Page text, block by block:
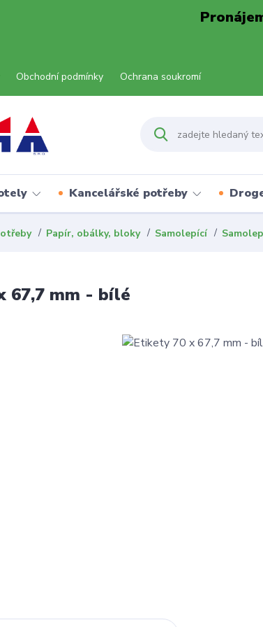
Obchodní podmínky Ochrana soukromí
Kancelářské potřeby
Papír, obálky, bloky Samolepící
67,7 mm - bílé